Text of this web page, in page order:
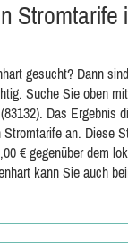
Stromtarife
gesucht? Dann
Suche Sie oben
Das Ergebnis
an. Diese
€ gegenüber dem
kann Sie auch